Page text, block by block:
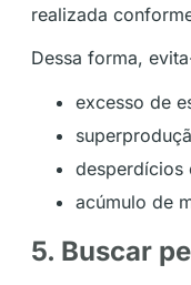
realizada
Dessa forma,
excesso de
desperdícios
acúmulo de
5. Buscar